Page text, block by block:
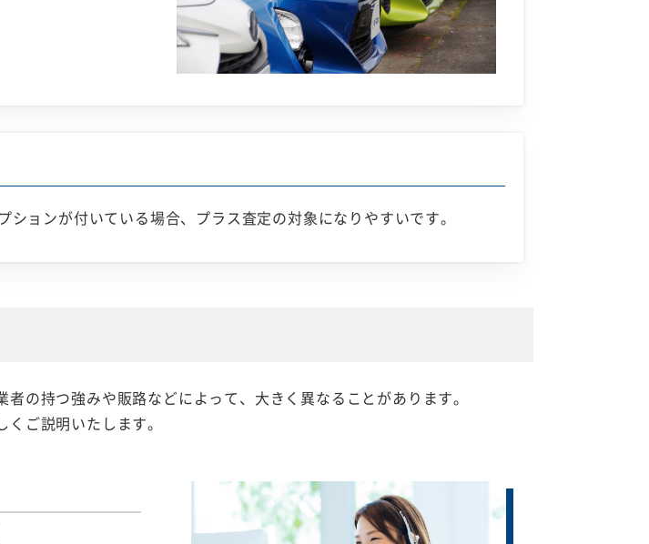
ョンが付いている場合、プラス査定の対象になりやすいです。
の持つ強みや販路などによって、大きく異なることがあります。
ご説明いたします。